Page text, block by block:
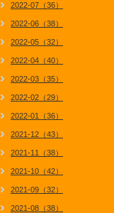
2022-07（36）
2022-06（38）
2022-05（32）
2022-04（40）
2022-03（35）
2022-02（29）
2022-01（36）
2021-12（43）
2021-11（38）
2021-10（42）
2021-09（32）
2021-08（38）